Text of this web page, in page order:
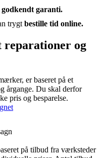
godkendt garanti.
trygt bestille tid online.
reparationer og
er baseret på et
årgange. Du skal derfor
pris og besparelse.
på tilbud fra værksteder